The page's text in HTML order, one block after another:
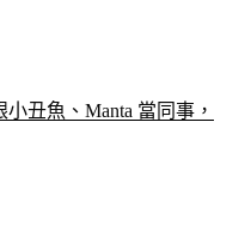
丑魚、Manta 當同事，